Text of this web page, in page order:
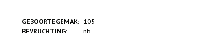
GEBOORTEGEMAK: 105
BEVRUCHTING:
nb